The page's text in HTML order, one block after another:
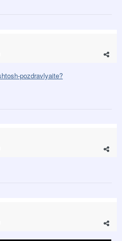
pozdravlyaite?